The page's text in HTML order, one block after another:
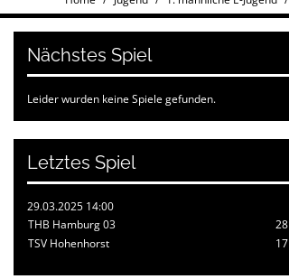
Nächstes Spiel
Leider wurden keine Spiele gefunden.
Letztes Spiel
29.03.2025 14:00
THB Hamburg 03
28
TSV Hohenhorst
17